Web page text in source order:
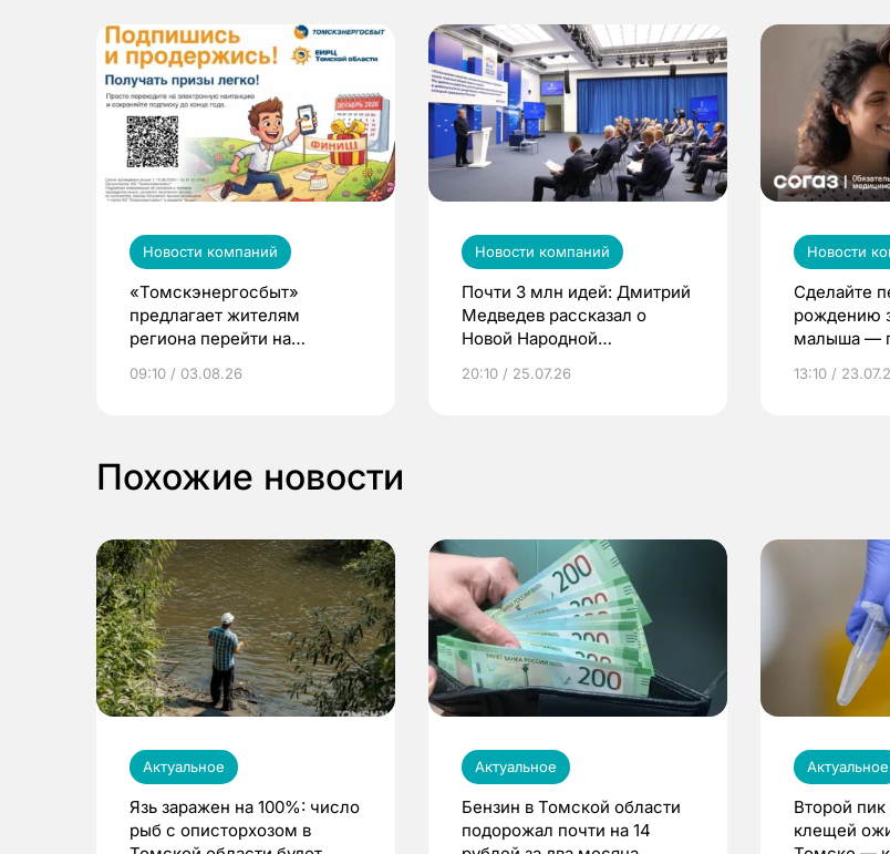
Новости компаний
«Томскэнергосбыт»
предлагает жителям
региона перейти на
выиграть призы
09:10 / 03.08.26
Новости компаний
Почти 3 млн идей: Дмитрий
Медведев рассказал о
Новой Народной
20:10 / 25.07.26
Новости
Сделайте
рождению
малыша —
по ОМС!
13:10 /
Похожие новости
Актуальное
Язь заражен на 100%: число
рыб с описторхозом в
Актуальное
Бензин в Томской области
подорожал почти на 14
Актуальное
Второй пик
клещей